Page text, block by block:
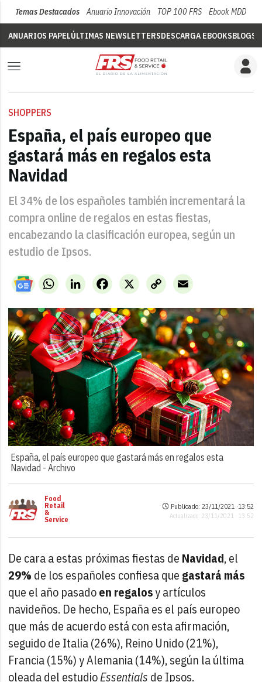
Temas Destacados Anuario Innovación TOP 100 FRS Ebook MDD
ANUARIOS PAPELÚLTIMAS NEWSLETTERSDESCARGA EBOOKSBLOGS
SHOPPERS
España, el país europeo que
gastará más en regalos esta
Navidad
El 34% de los españoles también incrementará la
compra online de regalos en estas fiestas,
encabezando la clasificación europea, según un
estudio de Ipsos.
WhatsAppLinkedIn X
Facebook
Copy
Link
Email
España, el país europeo que gastará más en regalos esta
Navidad -Archivo
Food
Retail
&
Service
Publicado: 23/11/2021 ·13:52
Actualizado: 23/11/2021 · 13:52
De cara a estas próximas fiestas de Navidad, el
29% de los españoles confiesa que gastará más
que el año pasadoen regalosy artículos
navideños. De hecho, España es el país europeo
que más de acuerdo está con esta afirmación,
seguido de Italia (26%), Reino Unido (21%),
Francia (15%) y Alemania (14%), según la última
oleada del estudioEssentials de Ipsos.